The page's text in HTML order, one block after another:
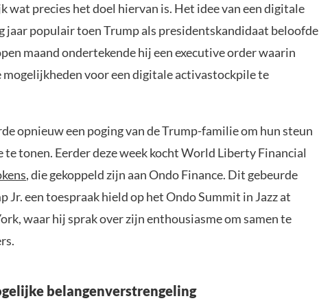
wat precies het doel hiervan is. Het idee van een digitale
jaar populair toen Trump als presidentskandidaat beloofde
maand ondertekende hij een executive order waarin
mogelijkheden voor een digitale activastockpile te
opnieuw een poging van de Trump-familie om hun steun
tonen. Eerder deze week kocht World Liberty Financial
, die gekoppeld zijn aan Ondo Finance. Dit gebeurde
Jr. een toespraak hield op het Ondo Summit in Jazz at
waar hij sprak over zijn enthousiasme om samen te
belangenverstrengeling